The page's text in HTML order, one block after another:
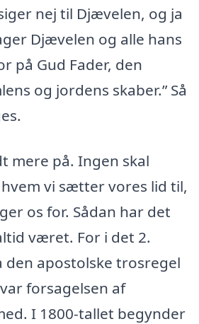
nej til Djævelen, og ja
Djævelen og alle hans
på Gud Fader, den
og jordens skaber.” Så
mere på. Ingen skal
vi sætter vores lid til,
os for. Sådan har det
været. For i det 2.
den apostolske trosregel
forsagelsen af
I 1800-tallet begynder